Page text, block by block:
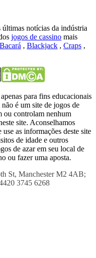
notícias da indústria
jogos de cassino mais
Bacará , Blackjack , Craps ,
para fins educacionais
é um site de jogos de
ou controlam nenhum
site. Aconselhamos
as informações deste site
de idade e outros
de azar em seu local de
ou fazer uma aposta.
St, Manchester M2 4AB;
3745 6268